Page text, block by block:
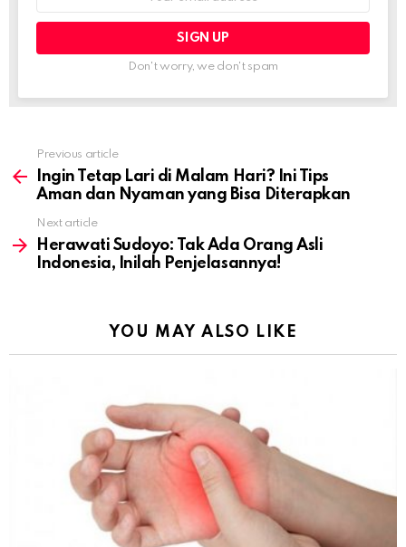
Don't worry, we don't spam
more
Previous article
Ingin Tetap Lari di Malam Hari? Ini Tips
Aman dan Nyaman yang Bisa Diterapkan
Next article
Herawati Sudoyo: Tak Ada Orang Asli
Indonesia, Inilah Penjelasannya!
YOU MAY ALSO LIKE